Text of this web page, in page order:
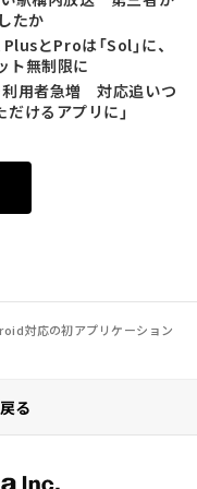
たか
とProは「Sol」に、
ト無制限に
利用者急増 対応追いつ
けるアプリに」
対応の初アプリケーション
る